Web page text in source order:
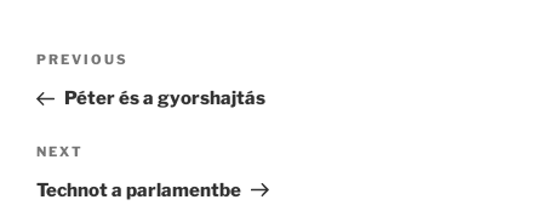
Previous
Post
PREVIOUS
Péter és a gyorshajtás
Next
Post
NEXT
Technot a parlamentbe